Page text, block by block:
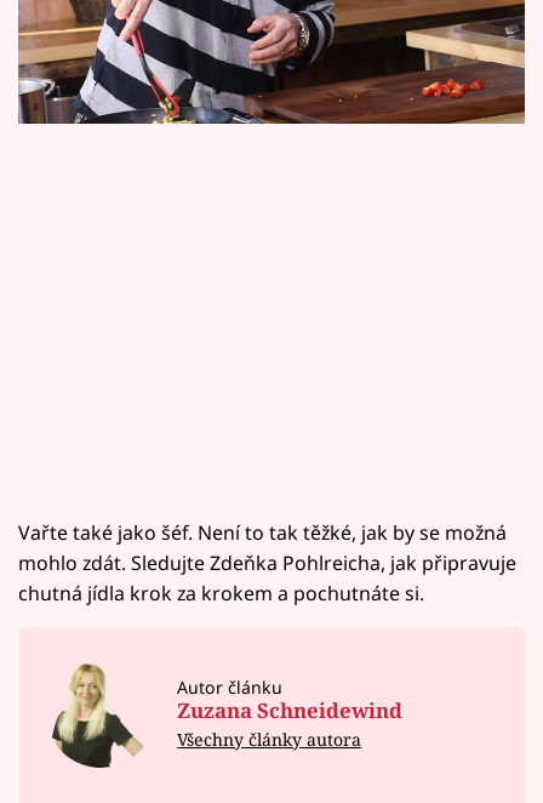
Sledujte prima+
Filmový festival Karlovy Vary
okurkovým salátem, ovocný koláč z podmáslí i
vařeného mořského vlka s pěkně barevnou
zeleninou.
Vařte také jako šéf. Není to tak těžké, jak by se možná
mohlo zdát. Sledujte Zdeňka Pohlreicha, jak připravuje
chutná jídla krok za krokem a pochutnáte si.
Autor článku
Zuzana Schneidewind
Všechny články autora